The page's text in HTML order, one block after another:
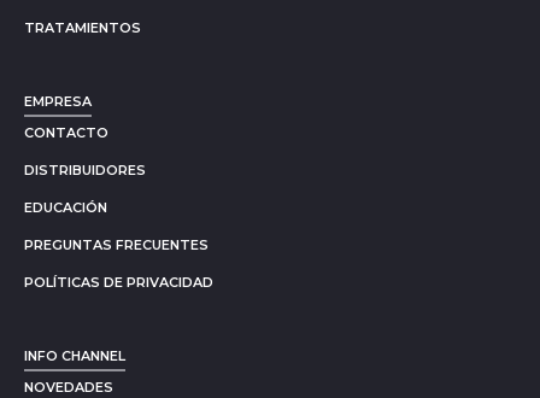
TRATAMIENTOS
EMPRESA
CONTACTO
DISTRIBUIDORES
EDUCACIÓN
PREGUNTAS FRECUENTES
POLÍTICAS DE PRIVACIDAD
INFO CHANNEL
NOVEDADES